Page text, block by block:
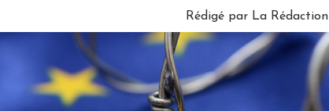
Rédigé par La Rédaction